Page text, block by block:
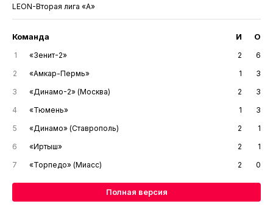
LEON-Вторая лига «А»
Команда И О
1 «Зенит-2» 2
6
2
«Амкар-Пермь» 1
3
3
«Динамо-2» (Москва) 2
3
4
«Тюмень» 1
3
5
«Динамо» (Ставрополь) 2
1
6
«Иртыш» 2
1
7
«Торпедо» (Миасс) 2 0
Полная версия